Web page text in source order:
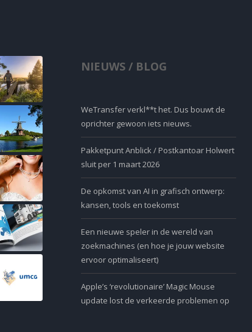
NIEUWS / BLOG
WeTransfer verkl**t het. Dus bouwt de
oprichter gewoon iets nieuws.
Pakketpunt Anblick / Postkantoar Holwert
sluit per 1 maart 2026
De opkomst van AI in grafisch ontwerp:
kansen, tools en toekomst
Een nieuwe speler in de wereld van
zoekmachines (en hoe je jouw website
ervoor optimaliseert)
Apple’s ‘revolutionaire’ Magic Mouse
update lost de verkeerde problemen op